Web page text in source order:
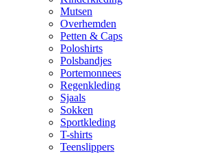
Mutsen
Overhemden
Petten & Caps
Poloshirts
Polsbandjes
Portemonnees
Regenkleding
Sjaals
Sokken
Sportkleding
T-shirts
Teenslippers